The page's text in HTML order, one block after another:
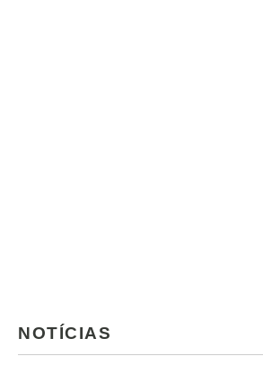
NOTÍCIAS